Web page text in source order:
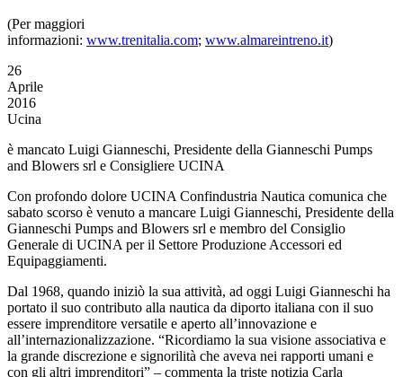
(Per maggiori
informazioni: www.trenitalia.com; www.almareintreno.it)
26
Aprile
2016
Ucina
è mancato Luigi Gianneschi, Presidente della Gianneschi Pumps
and Blowers srl e Consigliere UCINA
Con profondo dolore UCINA Confindustria Nautica comunica che
sabato scorso è venuto a mancare Luigi Gianneschi, Presidente della
Gianneschi Pumps and Blowers srl e membro del Consiglio
Generale di UCINA per il Settore Produzione Accessori ed
Equipaggiamenti.
Dal 1968, quando iniziò la sua attività, ad oggi Luigi Gianneschi ha
portato il suo contributo alla nautica da diporto italiana con il suo
essere imprenditore versatile e aperto all’innovazione e
all’internazionalizzazione. “Ricordiamo la sua visione associativa e
la grande discrezione e signorilità che aveva nei rapporti umani e
con gli altri imprenditori” – commenta la triste notizia Carla